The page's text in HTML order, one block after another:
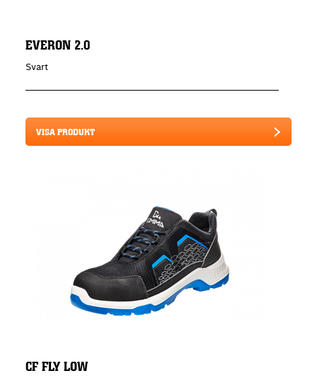
EVERON 2.0
Svart
VISA PRODUKT
CF FLY LOW